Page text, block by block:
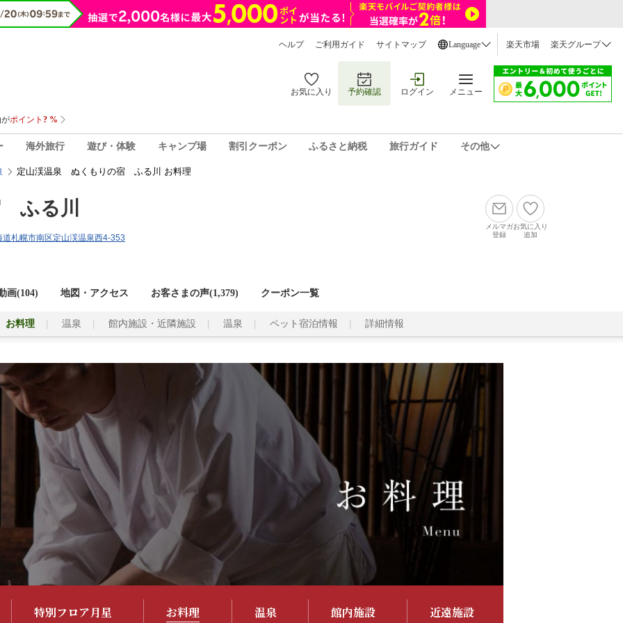
ヘルプ ご利用ガイド サイトマップ Language 楽天市場 楽天グループ
お気に入り 予約確認 ログイン メニュー
海外旅行 遊び・体験 キャンプ場 割引クーポン ふるさと納税 旅行ガイド その他
定山渓温泉 ぬくもりの宿 ふる川 お料理
ふる川
札幌市南区定山渓温泉西4-353
メルマガ
登録
お気に入り
追加
画(104) 地図・アクセス お客さまの声(1,379) クーポン一覧
お料理 温泉 館内施設・近隣施設 温泉 ペット宿泊情報 詳細情報
特別フロア月星 お料理 温泉 館内施設 近遠施設